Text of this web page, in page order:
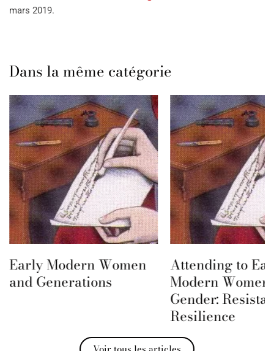
mars 2019.
Dans la même catégorie
Early Modern Women
and Generations
Attending to
Modern Women
Gender:
Resilience